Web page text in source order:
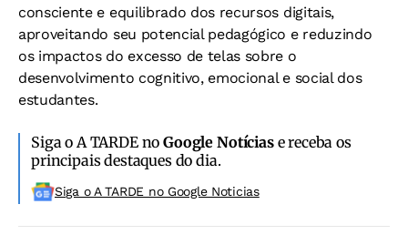
consciente e equilibrado dos recursos digitais,
aproveitando seu potencial pedagógico e reduzindo
os impactos do excesso de telas sobre o
desenvolvimento cognitivo, emocional e social dos
estudantes.
Siga o A TARDE noGoogle Notíciase receba os
principais destaques do dia.
Siga o A TARDE no Google Noticias